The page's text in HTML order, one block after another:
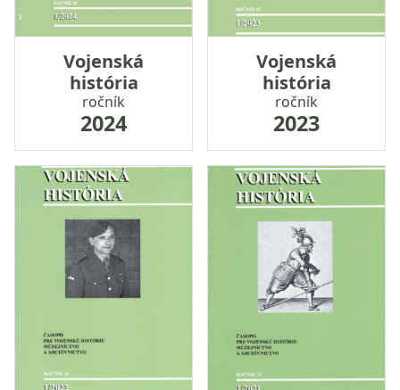
Vojenská
história
ročník
2024
Vojenská
história
ročník
2023